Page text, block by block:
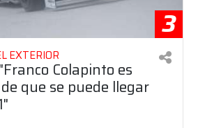
3
EXTERIOR
Colapinto es
que se puede llegar